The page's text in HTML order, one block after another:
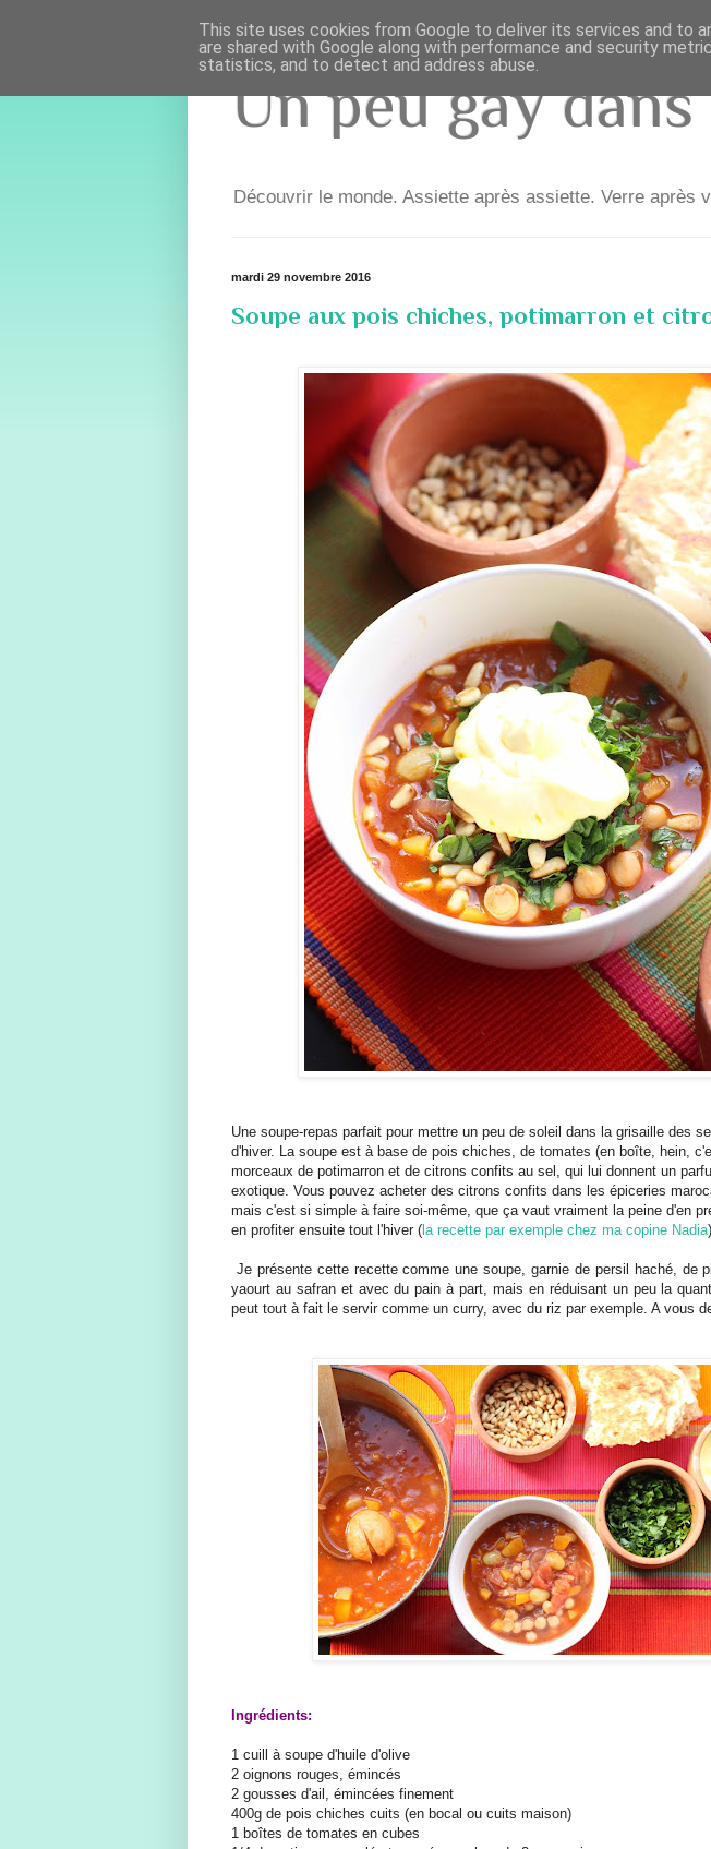
Un peu gay dans
Découvrir le monde. Assiette après assiette. Verre après
mardi 29 novembre 2016
Soupe aux pois chiches, potimarron et
Une soupe-repas parfait pour mettre un peu de soleil dans la grisaille des
d'hiver. La soupe est à base de pois chiches, de tomates (en boîte, hein,
morceaux de potimarron et de citrons confits au sel, qui lui donnent un
exotique. Vous pouvez acheter des citrons confits dans les épiceries
mais c'est si simple à faire soi-même, que ça vaut vraiment la peine d'en
en profiter ensuite tout l'hiver ( la recette par exemple chez ma copine Nadia
Je présente cette recette comme une soupe, garnie de persil haché, de
yaourt au safran et avec du pain à part, mais en réduisant un peu la
peut tout à fait le servir comme un curry, avec du riz par exemple. A vous
Ingrédients:
1 cuill à soupe d'huile d'olive
2 oignons rouges, émincés
2 gousses d'ail, émincées finement
400g de pois chiches cuits (en bocal ou cuits maison)
1 boîtes de tomates en cubes
This site uses cookies from Google to deliver its services and to
are shared with Google along with performance and security
statistics, and to detect and address abuse.